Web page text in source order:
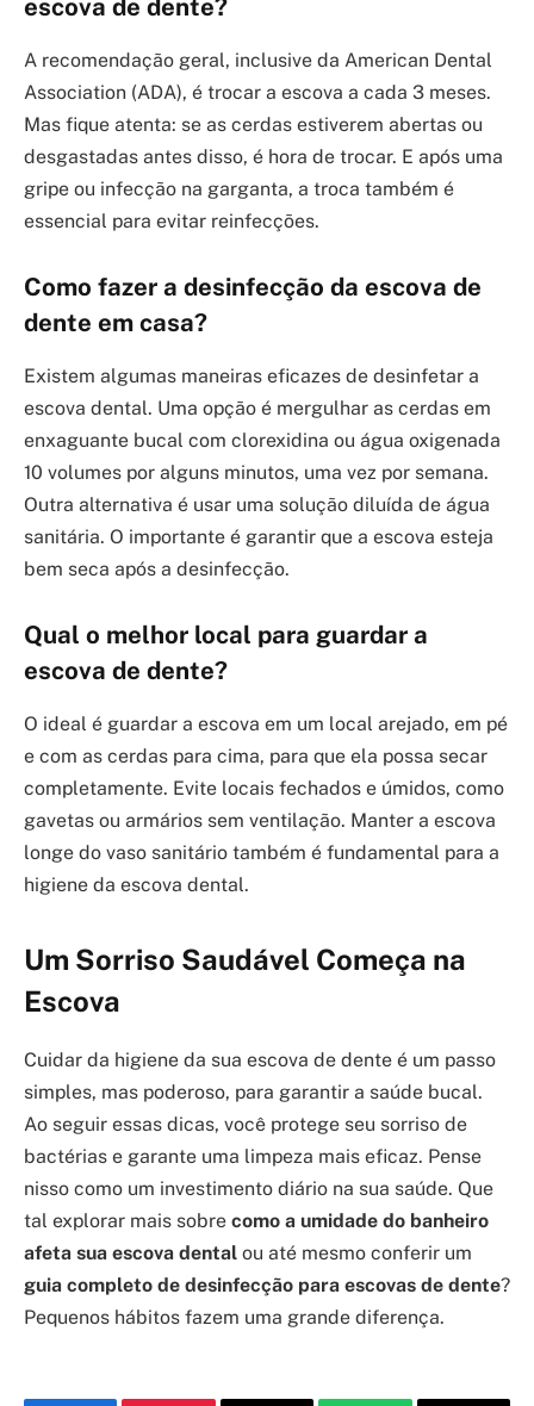
escova de dente?
A recomendação geral, inclusive da American Dental
Association (ADA), é trocar a escova a cada 3 meses.
Mas fique atenta: se as cerdas estiverem abertas ou
desgastadas antes disso, é hora de trocar. E após uma
gripe ou infecção na garganta, a troca também é
essencial para evitar reinfecções.
Como fazer a desinfecção da escova de
dente em casa?
Existem algumas maneiras eficazes de desinfetar a
escova dental. Uma opção é mergulhar as cerdas em
enxaguante bucal com clorexidina ou água oxigenada
10 volumes por alguns minutos, uma vez por semana.
Outra alternativa é usar uma solução diluída de água
sanitária. O importante é garantir que a escova esteja
bem seca após a desinfecção.
Qual o melhor local para guardar a
escova de dente?
O ideal é guardar a escova em um local arejado, em pé
e com as cerdas para cima, para que ela possa secar
completamente. Evite locais fechados e úmidos, como
gavetas ou armários sem ventilação. Manter a escova
longe do vaso sanitário também é fundamental para a
higiene da escova dental.
Um Sorriso Saudável Começa na
Escova
Cuidar da higiene da sua escova de dente é um passo
simples, mas poderoso, para garantir a saúde bucal.
Ao seguir essas dicas, você protege seu sorriso de
bactérias e garante uma limpeza mais eficaz. Pense
nisso como um investimento diário na sua saúde. Que
tal explorar mais sobre como a umidade do banheiro
afeta sua escova dental ou até mesmo conferir um
guia completo de desinfecção para escovas de dente?
Pequenos hábitos fazem uma grande diferença.